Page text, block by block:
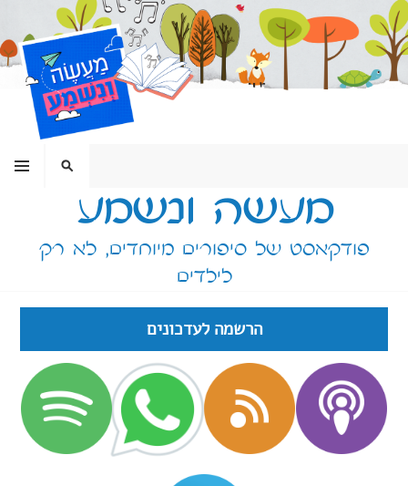
דילוג
לתוכן
מעשה ונשמע
פודקאסט של סיפורים מיוחדים, לא רק
לילדים
תפריט חיפוש
הרשמה לעדכונים